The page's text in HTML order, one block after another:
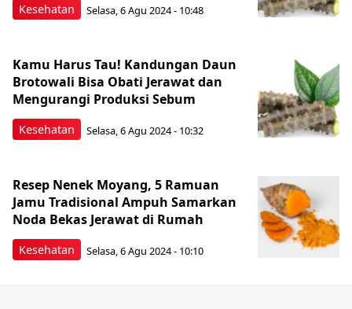
Kesehatan Selasa, 6 Agu 2024 - 10:48
Kesehatan
Kamu Harus Tau! Kandungan Daun
Brotowali Bisa Obati Jerawat dan
Mengurangi Produksi Sebum
Selasa, 6 Agu 2024 - 10:32
Kesehatan
Resep Nenek Moyang, 5 Ramuan
Jamu Tradisional Ampuh Samarkan
Noda Bekas Jerawat di Rumah
Selasa, 6 Agu 2024 - 10:10